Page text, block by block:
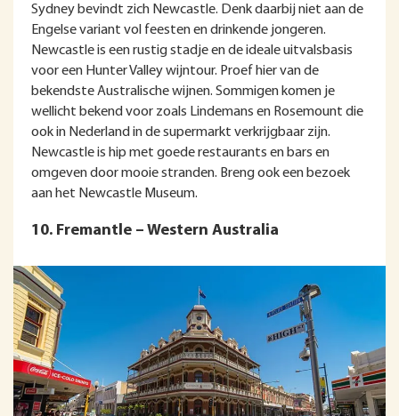
Sydney bevindt zich Newcastle. Denk daarbij niet aan de
Engelse variant vol feesten en drinkende jongeren.
Newcastle is een rustig stadje en de ideale uitvalsbasis
voor een Hunter Valley wijntour. Proef hier van de
bekendste Australische wijnen. Sommigen komen je
wellicht bekend voor zoals Lindemans en Rosemount die
ook in Nederland in de supermarkt verkrijgbaar zijn.
Newcastle is hip met goede restaurants en bars en
omgeven door mooie stranden. Breng ook een bezoek
aan het Newcastle Museum.
10. Fremantle – Western Australia